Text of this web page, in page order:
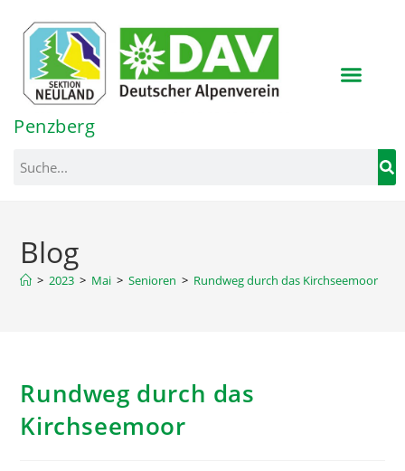
springen
Penzberg
Blog
> 2023 > Mai > Senioren > Rundweg durch das Kirchseemoor
Rundweg durch das
Kirchseemoor